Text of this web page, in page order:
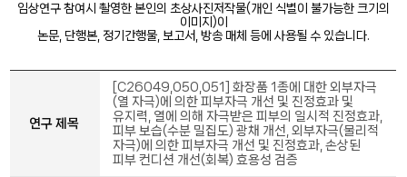
임상연구 참여시 촬영한 본인의 초상사진저작물(개인 식별이 불가능한 크기의
이미지)이
논문, 단행본, 정기간행물, 보고서, 방송 매체 등에 사용될 수 있습니다.
연구 제목
[C26049,050,051] 화장품 1종에 대한 외부자극
(열 자극)에 의한 피부자극 개선 및 진정효과 및
유지력, 열에 의해 자극받은 피부의 일시적 진정효과,
피부 보습(수분 밀집도) 광채 개선, 외부자극(물리적
자극)에 의한 피부자극 개선 및 진정효과, 손상된
피부 컨디션 개선(회복) 효용성 검증